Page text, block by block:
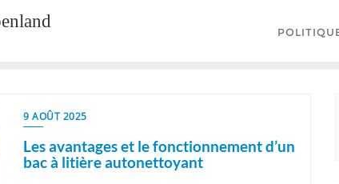
9 AOÛT 2025
Les avantages et le fonctionnement d’un
bac à litière autonettoyant